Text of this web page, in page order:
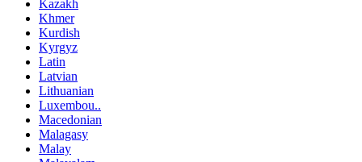
Kazakh
Khmer
Kurdish
Kyrgyz
Latin
Latvian
Lithuanian
Luxembou..
Macedonian
Malagasy
Malay